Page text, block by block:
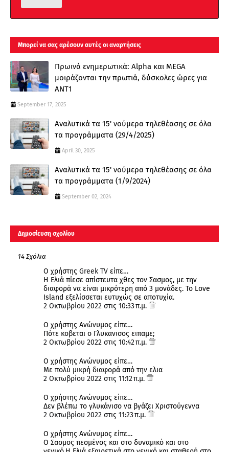
Μπορεί να σας αρέσουν αυτές οι αναρτήσεις
Πρωινά ενημερωτικά: Alpha και MEGA
μοιράζονται την πρωτιά, δύσκολες ώρες για
ΑΝΤ1
September 17, 2025
Αναλυτικά τα 15' νούμερα τηλεθέασης σε όλα
τα προγράμματα (29/4/2025)
April 30, 2025
Αναλυτικά τα 15' νούμερα τηλεθέασης σε όλα
τα προγράμματα (1/9/2024)
September 02, 2024
Δημοσίευση σχολίου
14 Σχόλια
Ο χρήστης Greek TV είπε…
Η Ελιά πίεσε απίστευτα χθες τον Σασμος, με την
διαφορά να είναι μικρότερη από 3 μονάδες. Το Love
Island εξελίσσεται ευτυχώς σε αποτυχία.
2 Οκτωβρίου 2022 στις 10:33 π.μ.
Ο χρήστης Ανώνυμος είπε…
Πότε κοβεται ο Γλυκανισος ειπαμε;
2 Οκτωβρίου 2022 στις 10:42 π.μ.
Ο χρήστης Ανώνυμος είπε…
Με πολύ μικρή διαφορά από την ελια
2 Οκτωβρίου 2022 στις 11:12 π.μ.
Ο χρήστης Ανώνυμος είπε…
Δεν βλέπω το γλυκάνισο να βγάζει Χριστούγεννα
2 Οκτωβρίου 2022 στις 11:23 π.μ.
Ο χρήστης Ανώνυμος είπε…
Ο Σασμος πεσμένος και στο δυναμικό και στο